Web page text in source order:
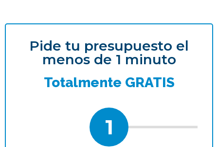
Pide tu presupuesto el
menos de 1 minuto
Totalmente GRATIS
1